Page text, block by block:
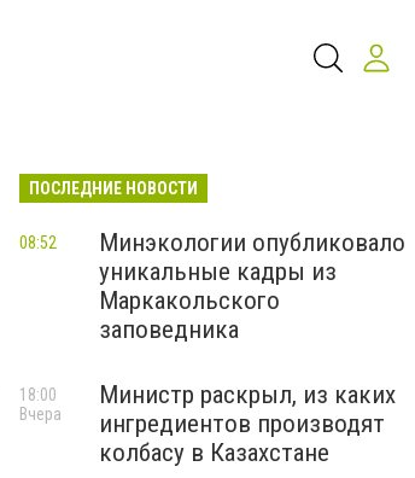
ПОСЛЕДНИЕ НОВОСТИ
Минэкологии опубликовало
уникальные кадры из
Маркакольского
заповедника
08:52
Министр раскрыл, из каких
ингредиентов производят
колбасу в Казахстане
18:00
Вчера